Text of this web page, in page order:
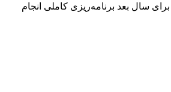
سال بعد برنامه‌ریزی کاملی انجام